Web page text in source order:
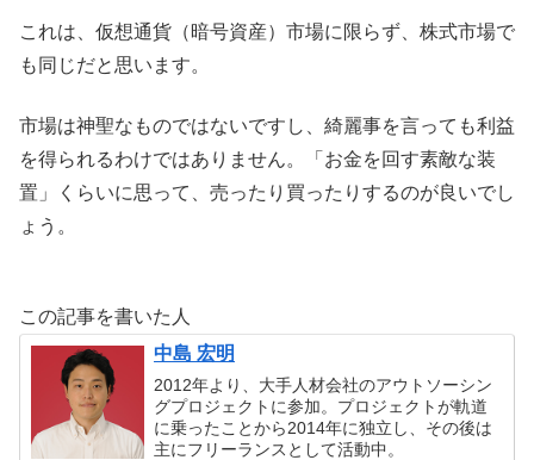
これは、仮想通貨（暗号資産）市場に限らず、株式市場で
も同じだと思います。
市場は神聖なものではないですし、綺麗事を言っても利益
を得られるわけではありません。「お金を回す素敵な装
置」くらいに思って、売ったり買ったりするのが良いでし
ょう。
この記事を書いた人
中島 宏明
2012年より、大手人材会社のアウトソーシン
グプロジェクトに参加。プロジェクトが軌道
に乗ったことから2014年に独立し、その後は
主にフリーランスとして活動中。